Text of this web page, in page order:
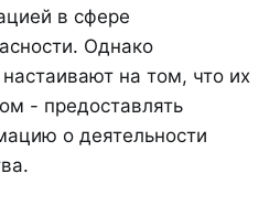
в сфере
Однако
на том, что их
- предоставлять
о деятельности